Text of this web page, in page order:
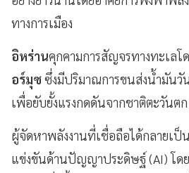
ทางการเมือง
อิหร่านคุกคามการสัญจรทางทะเลโ
อร์มุซซึ่งมีปริมาณการขนส่งน้ำมันวั
เพื่อยับยั้งแรงกดดันจากชาติตะวันตก
ผู้จัดหาพลังงานที่เชื่อถือได้กลายเ
แข่งขันด้านปัญญาประดิษฐ์ (AI) โด